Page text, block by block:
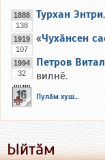
1888
138
Турхан Энтри
1919
107
«Чухӑнсен
1994
32
Петров
вилнӗ.
Пулӑм хуш...
Ыйтӑм